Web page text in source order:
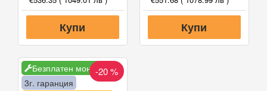
Купи Купи
Безплатен монтаж
3г. гаранция
-20 %